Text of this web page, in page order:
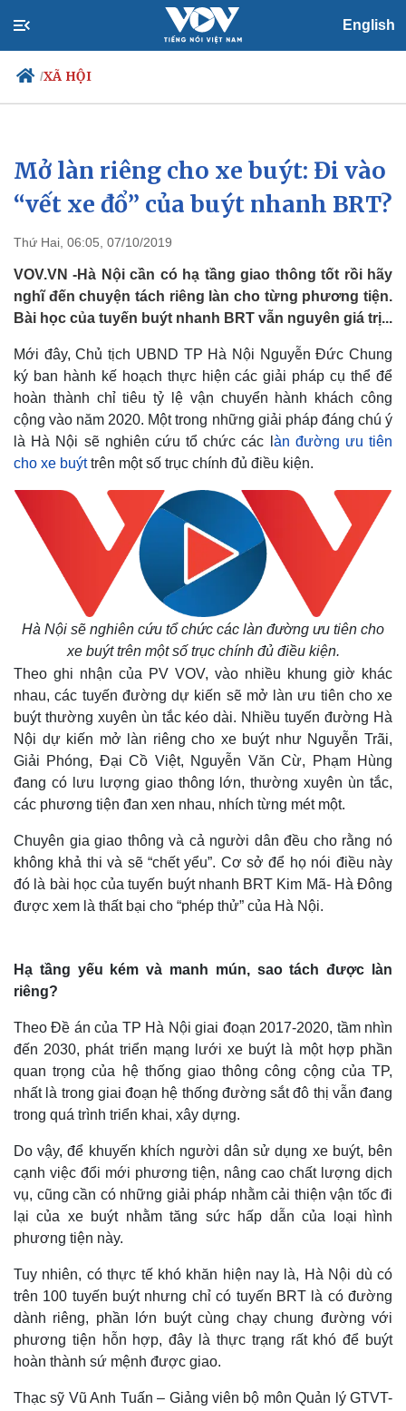
English
/XÃ HỘI
Chính trị
Đảng
Tổ chức nhân sự
Nhận diện sự thật
Xã hội
Tin 24h
Dự báo thời tiết
Việc làm
Biển đảo
Mở làn riêng cho xe buýt: Đi vào
“vết xe đổ” của buýt nhanh BRT?
Thứ Hai, 06:05, 07/10/2019
VOV.VN -Hà Nội cần có hạ tầng giao thông tốt rồi hãy
nghĩ đến chuyện tách riêng làn cho từng phương tiện.
Bài học của tuyến buýt nhanh BRT vẫn nguyên giá trị...
Mới đây, Chủ tịch UBND TP Hà Nội Nguyễn Đức Chung
ký ban hành kế hoạch thực hiện các giải pháp cụ thể để
hoàn thành chỉ tiêu tỷ lệ vận chuyển hành khách công
cộng vào năm 2020. Một trong những giải pháp đáng chú ý
là Hà Nội sẽ nghiên cứu tổ chức các l àn đường ưu tiên
cho xe buýttrên một số trục chính đủ điều kiện.
Hà Nội sẽ nghiên cứu tổ chức các làn đường ưu tiên cho
xe buýt trên một số trục chính đủ điều kiện.
Theo ghi nhận của PV VOV, vào nhiều khung giờ khác
nhau, các tuyến đường dự kiến sẽ mở làn ưu tiên cho xe
buýt thường xuyên ùn tắc kéo dài. Nhiều tuyến đường Hà
Nội dự kiến mở làn riêng cho xe buýt như Nguyễn Trãi,
Giải Phóng, Đại Cồ Việt, Nguyễn Văn Cừ, Phạm Hùng
đang có lưu lượng giao thông lớn, thường xuyên ùn tắc,
các phương tiện đan xen nhau, nhích từng mét một.
Chuyên gia giao thông và cả người dân đều cho rằng nó
không khả thi và sẽ “chết yểu”. Cơ sở để họ nói điều này
đó là bài học của tuyến buýt nhanh BRT Kim Mã- Hà Đông
được xem là thất bại cho “phép thử” của Hà Nội.
Hạ tầng yếu kém và manh mún, sao tách được làn
riêng?
Theo Đề án của TP Hà Nội giai đoạn 2017-2020, tầm nhìn
đến 2030, phát triển mạng lưới xe buýt là một hợp phần
quan trọng của hệ thống giao thông công cộng của TP,
nhất là trong giai đoạn hệ thống đường sắt đô thị vẫn đang
trong quá trình triển khai, xây dựng.
Do vậy, để khuyến khích người dân sử dụng xe buýt, bên
cạnh việc đổi mới phương tiện, nâng cao chất lượng dịch
vụ, cũng cần có những giải pháp nhằm cải thiện vận tốc đi
lại của xe buýt nhằm tăng sức hấp dẫn của loại hình
phương tiện này.
Tuy nhiên, có thực tế khó khăn hiện nay là, Hà Nội dù có
trên 100 tuyến buýt nhưng chỉ có tuyến BRT là có đường
dành riêng, phần lớn buýt cùng chạy chung đường với
phương tiện hỗn hợp, đây là thực trạng rất khó để buýt
hoàn thành sứ mệnh được giao.
Thạc sỹ Vũ Anh Tuấn – Giảng viên bộ môn Quản lý GTVT-